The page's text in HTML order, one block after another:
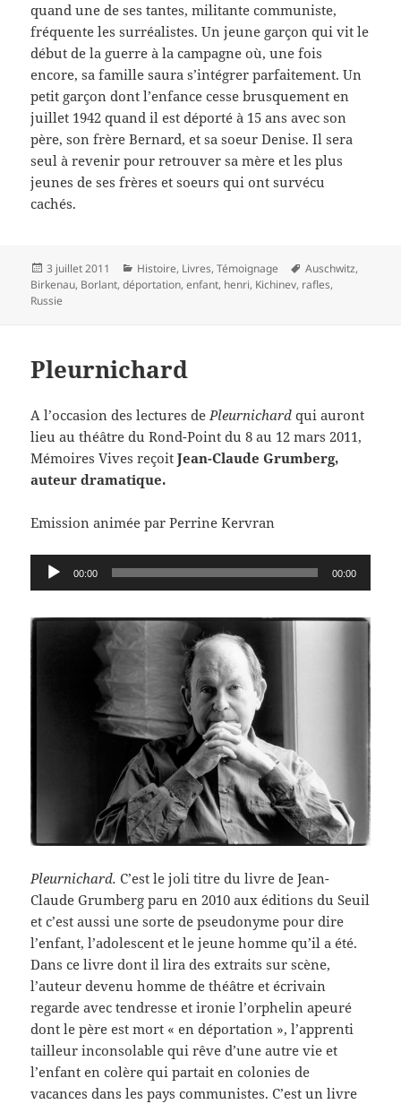
quand une de ses tantes, militante communiste,
fréquente les surréalistes. Un jeune garçon qui vit le
début de la guerre à la campagne où, une fois
encore, sa famille saura s’intégrer parfaitement. Un
petit garçon dont l’enfance cesse brusquement en
juillet 1942 quand il est déporté à 15 ans avec son
père, son frère Bernard, et sa soeur Denise. Il sera
seul à revenir pour retrouver sa mère et les plus
jeunes de ses frères et soeurs qui ont survécu
cachés.
Publié
le
3 juillet 2011 Catégories
Histoire, Livres,Témoignage
Mots-
clés
Auschwitz,
Birkenau, Borlant,déportation,enfant, henri, Kichinev, rafles,
Russie
Pleurnichard
A l’occasion des lectures de Pleurnichardqui auront
lieu au théâtre du Rond-Point du 8 au 12 mars 2011,
Mémoires Vives reçoitJean-Claude Grumberg,
auteur dramatique.
Emission animée par Perrine Kervran
Lecteur 00:00 00:00
Pleurnichard. C’est le joli titre du livre de Jean-
Claude Grumberg paru en 2010 aux éditions du Seuil
et c’est aussi une sorte de pseudonyme pour dire
l’enfant, l’adolescent et le jeune homme qu’il a été.
Dans ce livre dont il lira des extraits sur scène,
l’auteur devenu homme de théâtre et écrivain
regarde avec tendresse et ironie l’orphelin apeuré
dont le père est mort « en déportation », l’apprenti
tailleur inconsolable qui rêve d’une autre vie et
l’enfant en colère qui partait en colonies de
vacances dans les pays communistes. C’est un livre